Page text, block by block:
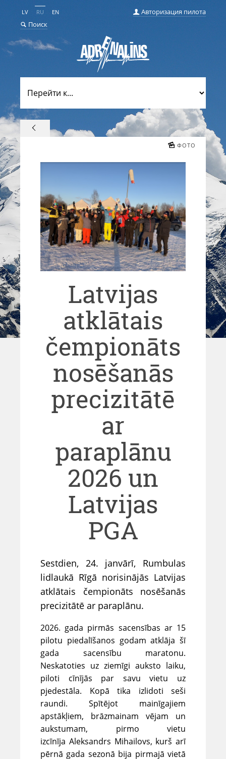
LV RU EN
Поиск
Авторизация пилота
ФОТО
Latvijas
atklātais
čempionāts
nosēšanās
precizitātē
ar
paraplānu
2026 un
Latvijas
PGA
Sestdien, 24. janvārī, Rumbulas
lidlaukā Rīgā norisinājās Latvijas
atklātais čempionāts nosēšanās
precizitātē ar paraplānu.
2026. gada pirmās sacensības ar 15
pilotu piedalīšanos godam atklāja šī
gada sacensību maratonu.
Neskatoties uz ziemīgi auksto laiku,
piloti cīnījās par savu vietu uz
pjedestāla. Kopā tika izlidoti seši
raundi. Spītējot mainīgajiem
apstākļiem, brāzmainam vējam un
aukstumam, pirmo vietu
izcīnīja Aleksandrs Mihailovs, kurš arī
pērnā gada sezonā bija pirmajā vietā